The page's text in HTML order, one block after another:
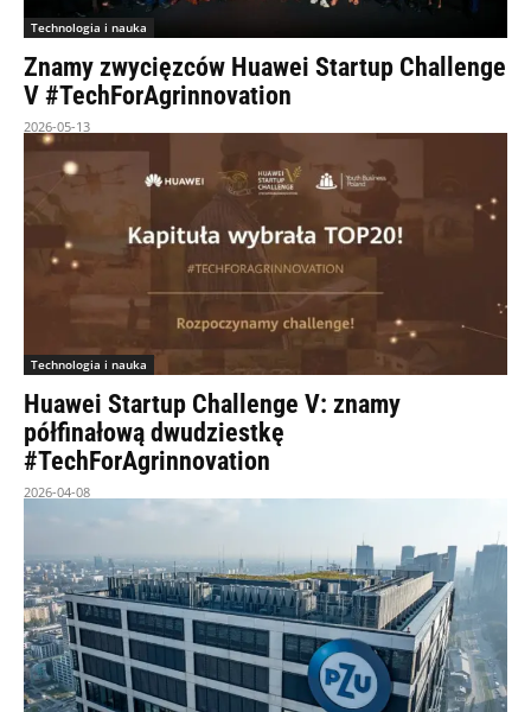
Technologia i nauka
Znamy zwycięzców Huawei Startup Challenge
V #TechForAgrinnovation
2026-05-13
Technologia i nauka
Huawei Startup Challenge V: znamy
półfinałową dwudziestkę
#TechForAgrinnovation
2026-04-08